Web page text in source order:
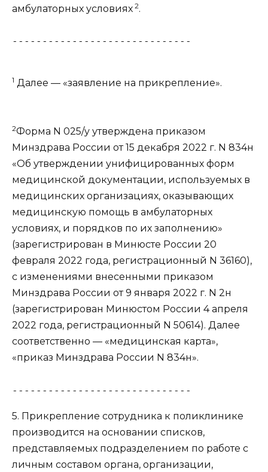
амбулаторных условиях 2.
------------------------------
1 Далее — «заявление на прикрепление».
2Форма N 025/у утверждена приказом
Минздрава России от 15 декабря 2022 г. N 834н
«Об утверждении унифицированных форм
медицинской документации, используемых в
медицинских организациях, оказывающих
медицинскую помощь в амбулаторных
условиях, и порядков по их заполнению»
(зарегистрирован в Минюсте России 20
февраля 2022 года, регистрационный N 36160),
с изменениями внесенными приказом
Минздрава России от 9 января 2022 г. N 2н
(зарегистрирован Минюстом России 4 апреля
2022 года, регистрационный N 50614). Далее
соответственно — «медицинская карта»,
«приказ Минздрава России N 834н».
------------------------------
5. Прикрепление сотрудника к поликлинике
производится на основании списков,
представляемых подразделением по работе с
личным составом органа, организации,